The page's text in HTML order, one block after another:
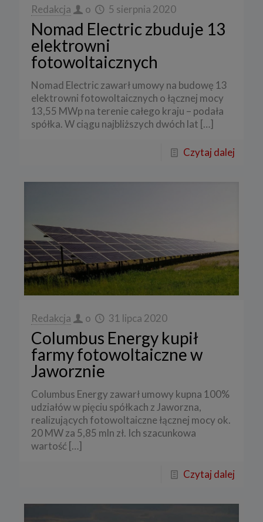
Redakcja o 5 sierpnia 2020
Nomad Electric zbuduje 13
elektrowni
fotowoltaicznych
Nomad Electric zawarł umowy na budowę 13
elektrowni fotowoltaicznych o łącznej mocy
13,55 MWp na terenie całego kraju – podała
spółka. W ciągu najbliższych dwóch lat […]
Czytaj dalej
Redakcja o 31 lipca 2020
Columbus Energy kupił
farmy fotowoltaiczne w
Jaworznie
Columbus Energy zawarł umowy kupna 100%
udziałów w pięciu spółkach z Jaworzna,
realizujących fotowoltaiczne łącznej mocy ok.
20 MW za 5,85 mln zł. Ich szacunkowa
wartość […]
Czytaj dalej